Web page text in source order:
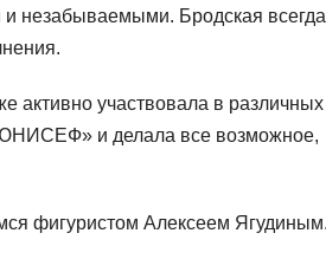
незабываемыми. Бродская всегда
активно участвовала в различных
и делала все возможное,
фигуристом Алексеем